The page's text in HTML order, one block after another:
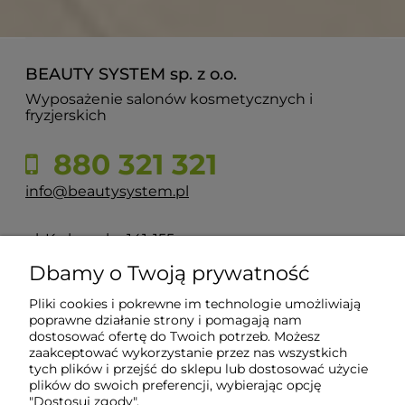
BEAUTY SYSTEM sp. z o.o.
Wyposażenie salonów kosmetycznych i
fryzjerskich
880 321 321
info@beautysystem.pl
ul. Krakowska 141-155
POMOC
INFORMACJE
Dbamy o Twoją prywatność
Pliki cookies i pokrewne im technologie umożliwiają
poprawne działanie strony i pomagają nam
dostosować ofertę do Twoich potrzeb. Możesz
zaakceptować wykorzystanie przez nas wszystkich
tych plików i przejść do sklepu lub dostosować użycie
plików do swoich preferencji, wybierając opcję
"Dostosuj zgody".